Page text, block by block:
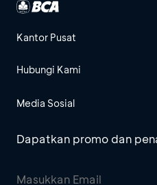
Kantor Pusat
Hubungi Kami
Media Sosial
Dapatkan promo dan